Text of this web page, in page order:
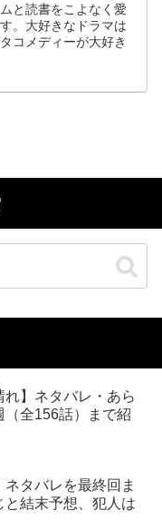
と読書をこよなく愛
。大好きなドラマは
コメディーが大好き
】ネタバレ・あら
（全156話）まで紹
ネタバレを最終回ま
と結末予想、犯人は